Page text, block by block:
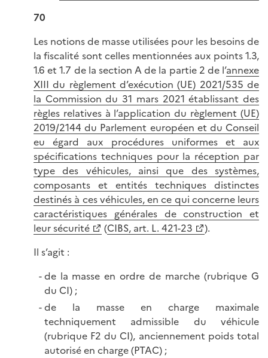
70
Les notions de masse utilisées pour les besoins de
la fiscalité sont celles mentionnées aux points 1.3,
1.6 et 1.7 de la section A de la partie 2 de l’annexe
XIII du règlement d’exécution (UE) 2021/535 de
la Commission du 31 mars 2021 établissant des
règles relatives à l’application du règlement (UE)
2019/2144 du Parlement européen et du Conseil
eu égard aux procédures uniformes et aux
spécifications techniques pour la réception par
type des véhicules, ainsi que des systèmes,
composants et entités techniques distinctes
destinés à ces véhicules, en ce qui concerne leurs
caractéristiques générales de construction et
leur sécurité
(CIBS, art. L. 421-23
).
Il s’agit :
de la masse en ordre de marche (rubrique G
du CI) ;
de la masse en charge maximale
techniquement admissible du véhicule
(rubrique F2 du CI), anciennement poids total
autorisé en charge (PTAC) ;